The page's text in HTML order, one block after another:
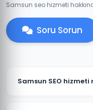
Samsun seo hizmeti
Soru Sorun
Samsun SEO